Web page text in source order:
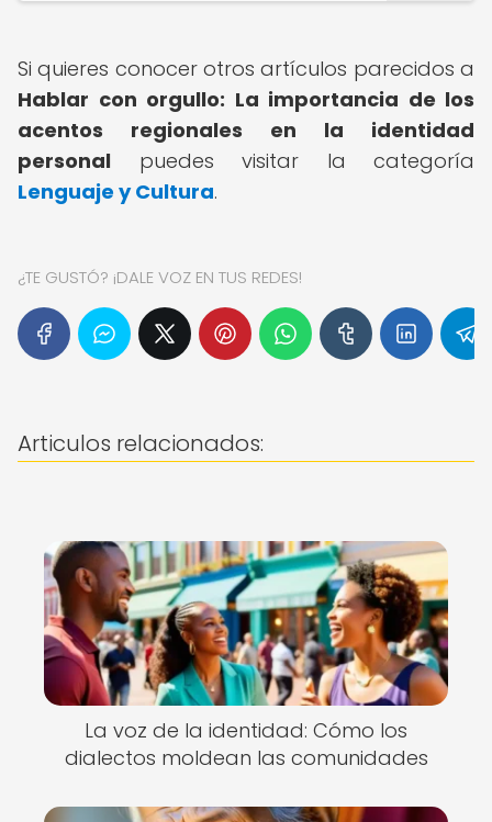
Si quieres conocer otros artículos parecidos a
Hablar con orgullo: La importancia de los
acentos regionales en la identidad
personal puedes visitar la categoría
Lenguaje y Cultura.
¿TE GUSTÓ? ¡DALE VOZ EN TUS REDES!
Articulos relacionados:
La voz de la identidad: Cómo los
dialectos moldean las comunidades